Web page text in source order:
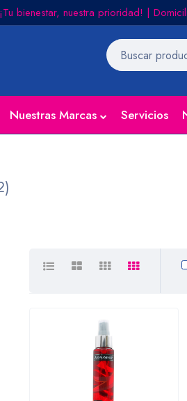
bienestar, nuestra prioridad! |
Nuestras Marcas Servicios